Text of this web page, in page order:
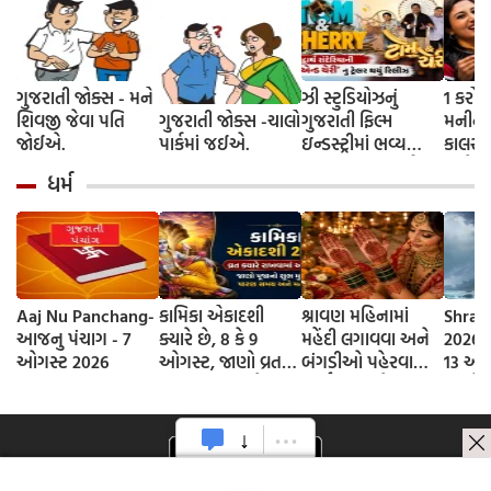
ગુજરાતી જોક્સ - મને
શિવજી જેવા પતિ
જોઈએ.
ગુજરાતી જોક્સ -ચાલો
પાર્કમાં જઈએ.
ઝી સ્ટુડિયોઝનું
ગુજરાતી ફિલ્મ
ઇન્ડસ્ટ્રીમાં ભવ્ય
રાંદેરિયાની 'ટોમ એન્ડ
ચેરી' સાથે કરશે
શરૂઆત; ટ્રેલર થયું
રિલીઝ
1
મનીનુ
ધર્મ
Aaj Nu Panchang-
આજનુ પંચાગ - 7
ઓગસ્ટ 2026
કામિકા એકાદશી
ક્યારે છે, 8 કે 9
ઓગસ્ટ, જાણો વ્રતની
ભગવાન વિષ્ણુની
પૂજાનું શુભ મુહૂર્ત
શ્રાવણ મહિનામાં
મહેંદી લગાવવા અને
બંગડીઓ પહેરવાના
2026
13